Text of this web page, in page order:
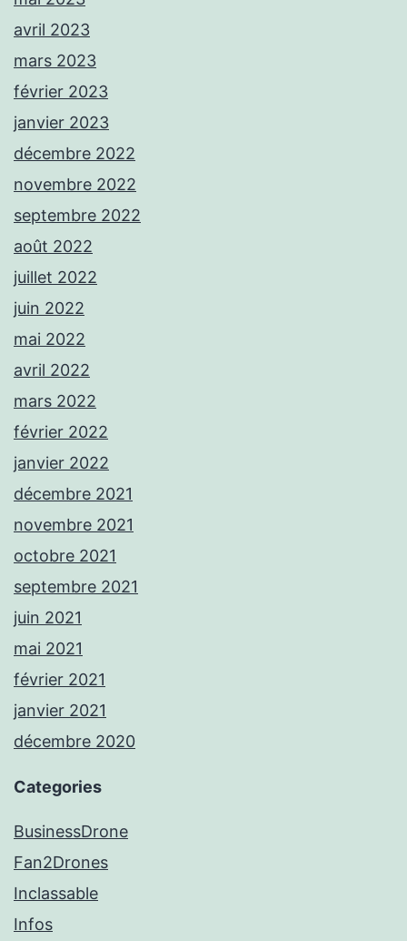
avril 2023
mars 2023
février 2023
janvier 2023
décembre 2022
novembre 2022
septembre 2022
août 2022
juillet 2022
juin 2022
mai 2022
avril 2022
mars 2022
février 2022
janvier 2022
décembre 2021
novembre 2021
octobre 2021
septembre 2021
juin 2021
mai 2021
février 2021
janvier 2021
décembre 2020
Categories
BusinessDrone
Fan2Drones
Inclassable
Infos